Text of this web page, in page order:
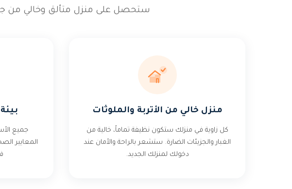
ستحصل على منزل متألق وخالي من
منزل خالي من الأتربة والملوثات
كل زاوية في منزلك ستكون نظيفة تماماً، خالية من
الغبار والجزيئات الضارة. ستشعر بالراحة والأمان عند
دخولك لمنزلك الجديد.
جميع
المعايير